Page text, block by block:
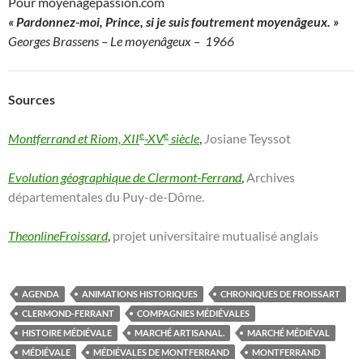
« Pardonnez-moi, Prince, si jesuis foutrement moyenâgeux. »
Georges Brassens – Le moyenâgeux – 1966
Sources
Montferrand et Riom, XIIe-XVe siècle, JosianeTeyssot
Evolution géographique de Clermont-Ferrand,Archives
départementales du Puy-de-Dôme.
TheonlineFroissard, projet universitaire mutualisé anglais
AGENDA ANIMATIONS HISTORIQUES
CHRONIQUES DE FROISSART
CLERMOND-FERRANT
COMPAGNIES MÉDIÉVALES
HISTOIRE MÉDIÉVALE
MARCHÉ ARTISANAL.
MARCHÉ MÉDIÉVAL
MÉDIÉVALE
MÉDIÉVALES DE MONTFERRAND
MONTFERRAND